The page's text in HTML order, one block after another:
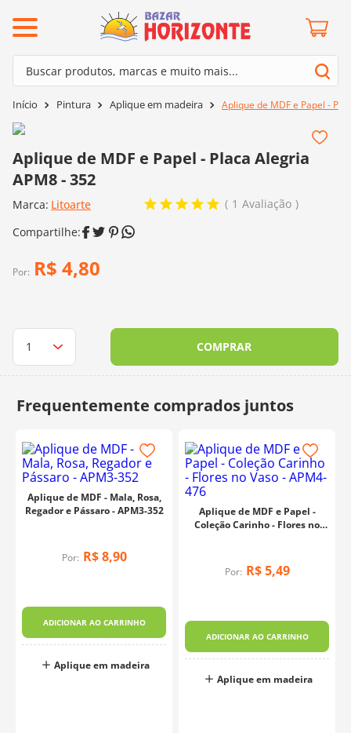
Buscar produtos, marcas e muito mais...
Pintura Aplique em madeira Aplique de MDF e Papel -
Aplique de MDF e Papel - Placa Alegria
APM8 - 352
Marca: Litoarte 1 Avaliação
Por: R$ 4,80
COMPRAR
Aplique de MDF - Mala, Rosa,
Regador e Pássaro - APM3-352
Por: R$ 8,90
ADICIONAR AO CARRINHO
Aplique em madeira
Aplique de MDF e Papel -
Coleção Carinho - Flores no
Por: R$ 5,49
ADICIONAR AO CARRINHO
Aplique em madeira
Termos mais buscados
3º kit amigurumi
4º agulha crochê
5º fio amigurumi
9
10º charme
mais buscados
barroco
mollet
kit amigurumi
agulha crochê
fio amigurumi
euroroma
charme